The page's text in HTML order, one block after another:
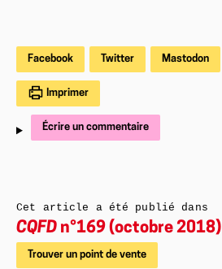
Facebook Twitter Mastodon
Imprimer
Écrire un commentaire
Cet article a été publié dans
CQFD n°169 (octobre 2018)
Trouver un point de vente